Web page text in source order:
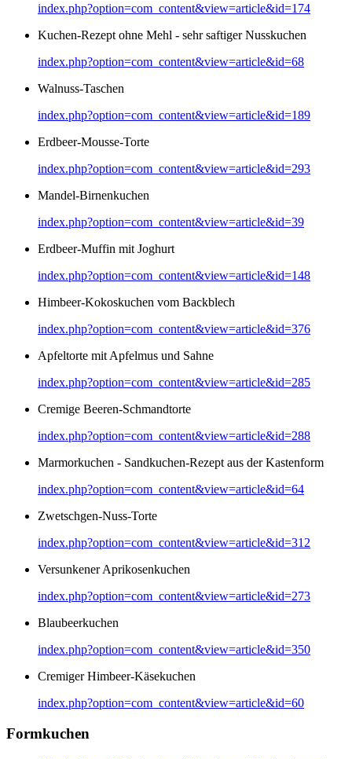
index.php?option=com_content&view=article&id=174
Kuchen-Rezept ohne Mehl - sehr saftiger Nusskuchen
index.php?option=com_content&view=article&id=68
Walnuss-Taschen
index.php?option=com_content&view=article&id=189
Erdbeer-Mousse-Torte
index.php?option=com_content&view=article&id=293
Mandel-Birnenkuchen
index.php?option=com_content&view=article&id=39
Erdbeer-Muffin mit Joghurt
index.php?option=com_content&view=article&id=148
Himbeer-Kokoskuchen vom Backblech
index.php?option=com_content&view=article&id=376
Apfeltorte mit Apfelmus und Sahne
index.php?option=com_content&view=article&id=285
Cremige Beeren-Schmandtorte
index.php?option=com_content&view=article&id=288
Marmorkuchen - Sandkuchen-Rezept aus der Kastenform
index.php?option=com_content&view=article&id=64
Zwetschgen-Nuss-Torte
index.php?option=com_content&view=article&id=312
Versunkener Aprikosenkuchen
index.php?option=com_content&view=article&id=273
Blaubeerkuchen
index.php?option=com_content&view=article&id=350
Cremiger Himbeer-Käsekuchen
index.php?option=com_content&view=article&id=60
Formkuchen